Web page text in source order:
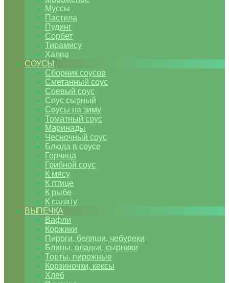
Муссы
Пастила
Пудинг
Сорбет
Тирамису
Халва
СОУСЫ
Сборник соусов
Сметанный соус
Соевый соус
Соус сырный
Соусы на зиму
Томатный соус
Маринады
Чесночный соус
Блюда в соусе
Горчица
Грибной соус
К мясу
К птице
К рыбе
К салату
ВЫПЕЧКА
Вафли
Коржики
Пироги, беляши, чебуреки
Блины, оладьи, сырники
Торты, пирожные
Корзиночки, кексы
Хлеб